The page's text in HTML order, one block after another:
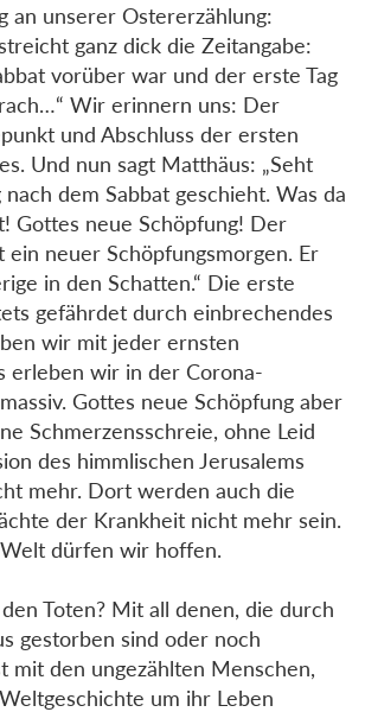
an unserer Ostererzählung:
ganz dick die Zeitangabe:
vorüber war und der erste Tag
Wir erinnern uns: Der
und Abschluss der ersten
Und nun sagt Matthäus: „Seht
nach dem Sabbat geschieht. Was da
Gottes neue Schöpfung! Der
ein neuer Schöpfungsmorgen. Er
in den Schatten.“ Die erste
gefährdet durch einbrechendes
wir mit jeder ernsten
erleben wir in der Corona-
Gottes neue Schöpfung aber
Schmerzensschreie, ohne Leid
des himmlischen Jerusalems
mehr. Dort werden auch die
der Krankheit nicht mehr sein.
dürfen wir hoffen.
Toten? Mit all denen, die durch
gestorben sind oder noch
mit den ungezählten Menschen,
um ihr Leben